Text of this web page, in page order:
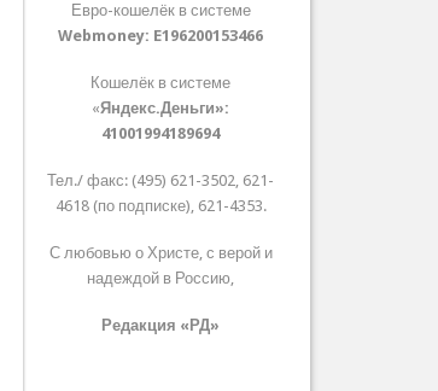
Евро-кошелёк в системе
Webmoney: E196200153466
Кошелёк в системе
«Яндекс.Деньги»:
41001994189694
Тел./ факс: (495) 621-3502, 621-
4618 (по подписке), 621-4353.
С любовью о Христе, с верой и
надеждой в Россию,
Редакция «РД»